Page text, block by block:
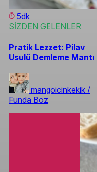
5dk
SİZDEN GELENLER
Pratik Lezzet: Pilav
Usulü Demleme Mantı
mangoicinkekik /
Funda Boz